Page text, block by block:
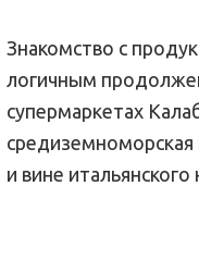
Знакомство с
логичным
супермаркетах
и вине итальянского